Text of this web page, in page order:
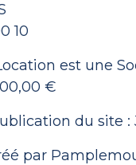
10
est une
€
du site :
par